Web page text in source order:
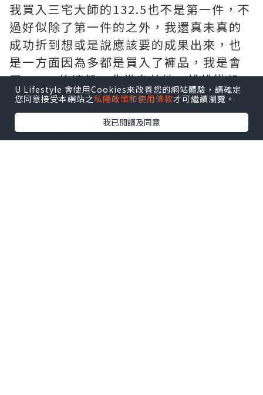
我買入三宅大師的132.5也不是第一件，不
過好似除了第一件的之外，我還真未真的
成功折到想或是說應該要的成果出來，也
是一方面因為多都是買入了褲品，我是會
用Mawa的褲架，非常完美地一排排掛起
來，所以更不會怎麼用得上折疊。
那先來上美美的實物圖先
U Lifestyle 會使用Cookies來改善您的網站體驗，請確定
您同意接受本網站之私隱政策和使用條款才可繼續瀏覽。
我已閱讀及同意